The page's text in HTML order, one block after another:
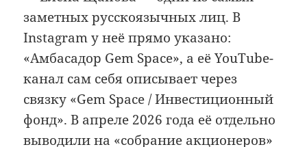
заметных русскоязычных лиц. В
Instagram у неё прямо указано:
«Амбасадор Gem Space», а её YouTube-
канал сам себя описывает через
связку «Gem Space / Инвестиционный
фонд». В апреле 2026 года её отдельно
выводили на «собрание акционеров»